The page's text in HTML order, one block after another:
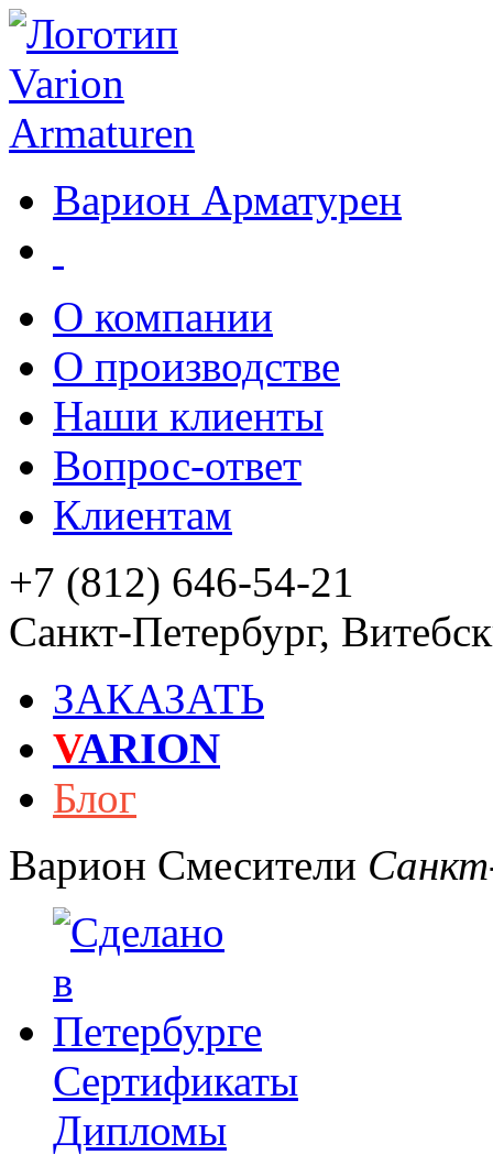
Варион Арматурен
О компании
О производстве
Наши клиенты
Вопрос-ответ
Клиентам
+7 (812) 646-54-21
Санкт-Петербург,
ЗАКАЗАТЬ
VARION
Блог
Варион Смесители
Сертификаты
Дипломы